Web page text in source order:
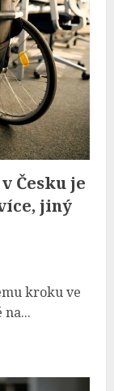
Česku je
jiný
kroku ve